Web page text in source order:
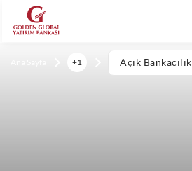
+1 Açık Bankacılık